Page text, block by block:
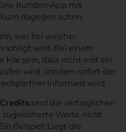
Kunden-App mit
dagegen schon.
wer bei welcher
wird. Bei einem
klar sein, dass nicht erst ein
wird, sondern sofort der
informiert wird.
sind die vertraglichen
zugesicherte Werte nicht
Beispiel: Liegt die